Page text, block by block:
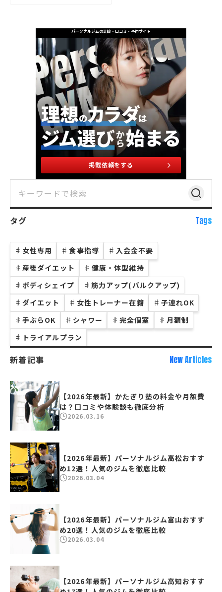
パーソナルジムの比較・口コミ・予約サイト
掲載依頼をする
タグ Tags
♯ 女性専用 ♯ 食事指導 ♯ 入会金不要
♯ 産後ダイエット ♯ 健康・体型維持
♯ ボディシェイプ ♯ 筋力アップ(バルクアップ)
♯ ダイエット ♯ 女性トレーナー在籍 ♯ 子連れOK
♯ 手ぶらOK ♯ シャワー ♯ 完全個室 ♯ 月額制
♯ トライアルプラン
新着記事 New Articles
【2026年最新】かたぎり塾の料金や月額費
は？口コミや体験談も徹底分析
2026.03.16
【2026年最新】パーソナルジム高松おすす
め12選！人気のジムを徹底比較
2026.03.04
【2026年最新】パーソナルジム富山おすす
め20選！人気のジムを徹底比較
2026.03.04
【2026年最新】パーソナルジム高知おすす